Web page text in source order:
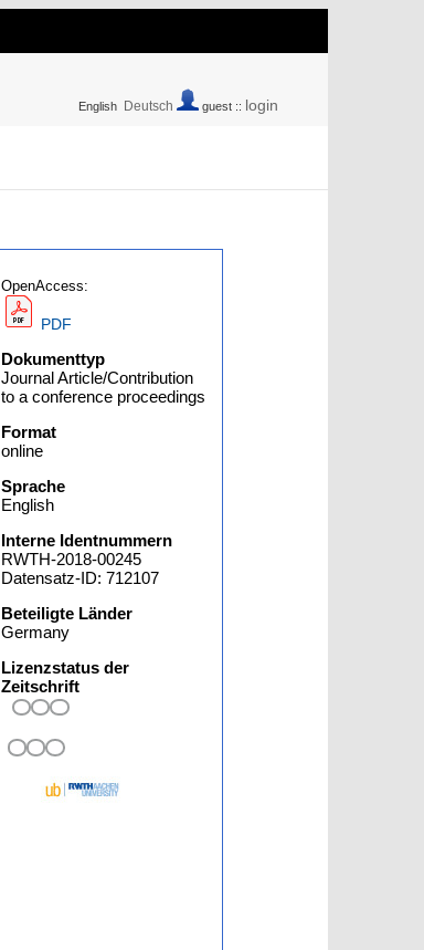
English Deutsch guest :: login
OpenAccess:
PDF
Dokumenttyp
Journal Article/Contribution
to a conference proceedings
Format
online
Sprache
English
Interne Identnummern
RWTH-2018-00245
Datensatz-ID: 712107
Beteiligte Länder
Germany
Lizenzstatus der
Zeitschrift